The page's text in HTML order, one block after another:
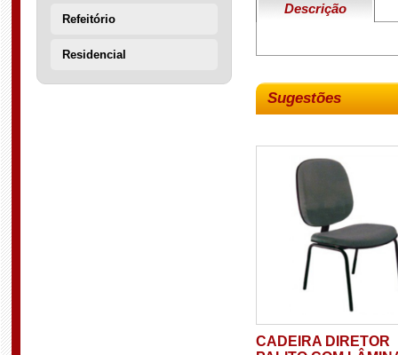
Refeitório
Residencial
Descrição
Sugestões
CADEIRA DIRETOR